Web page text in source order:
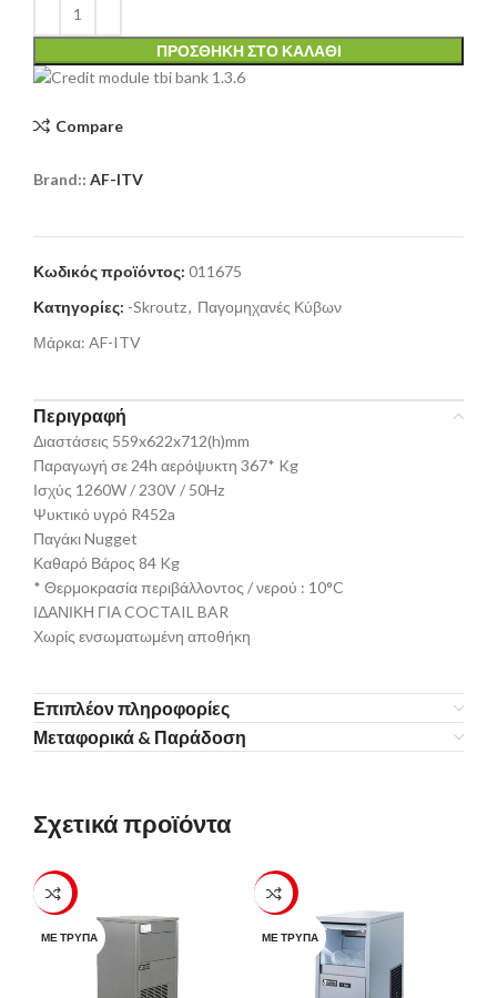
ΠΡΟΣΘΉΚΗ ΣΤΟ ΚΑΛΆΘΙ
Compare
Brand:: AF-ITV
Κωδικός προϊόντος: 011675
Κατηγορίες: -Skroutz, Παγομηχανές Κύβων
Μάρκα: AF-ITV
Περιγραφή
Διαστάσεις 559x622x712(h)mm
Παραγωγή σε 24h αερόψυκτη 367* Kg
Ισχύς 1260W / 230V / 50Hz
Ψυκτικό υγρό R452a
Παγάκι Nugget
Καθαρό Βάρος 84 Kg
* Θερμοκρασία περιβάλλοντος / νερού : 10°C
ΙΔΑΝΙΚΗ ΓΙΑ COCTAIL BAR
Χωρίς ενσωματωμένη αποθήκη
Επιπλέον πληροφορίες
Μεταφορικά & Παράδοση
Σχετικά προϊόντα
-23%
ΜΕ ΤΡΎΠΑ
-23%
ΜΕ ΤΡΎΠΑ